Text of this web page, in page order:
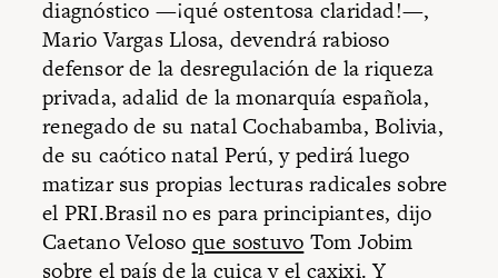
diagnóstico —¡qué ostentosa claridad!—,
Mario Vargas Llosa, devendrá rabioso
defensor de la desregulación de la riqueza
privada, adalid de la monarquía española,
renegado de su natal Cochabamba, Bolivia,
de su caótico natal Perú, y pedirá luego
matizar sus propias lecturas radicales sobre
el PRI.Brasil no es para principiantes, dijo
Caetano Veloso que sostuvo Tom Jobim
sobre el país de la cuica y el caxixi. Y